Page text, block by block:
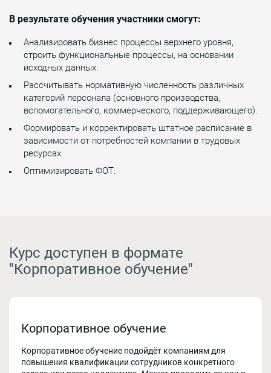
В результате обучения участники смогут:
Анализировать бизнес процессы верхнего уровня,
строить функциональные процессы, на основании
исходных данных.
Рассчитывать нормативную численность различных
категорий персонала (основного производства,
вспомогательного, коммерческого, поддерживающего).
Формировать и корректировать штатное расписание в
зависимости от потребностей компании в трудовых
ресурсах.
Оптимизировать ФОТ.
Курс доступен в формате
"Корпоративное обучение"
Корпоративное обучение
Корпоративное обучение подойдёт компаниям для
повышения квалификации сотрудников конкретного